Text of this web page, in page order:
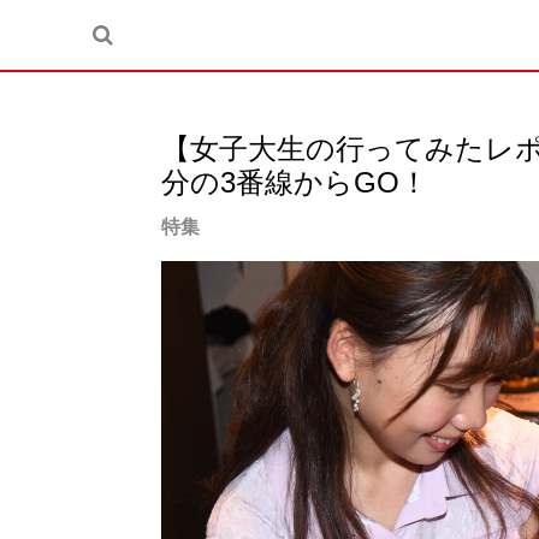
【女子大生の行ってみた
分の3番線からGO！
特集